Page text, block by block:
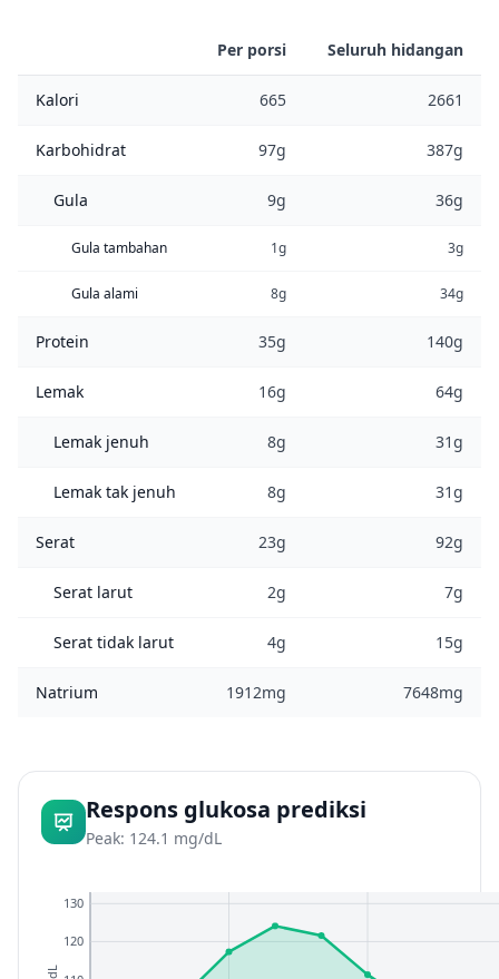
Per porsi Seluruh hidangan
Kalori 665 2661
Karbohidrat 97g 387g
Gula 9g 36g
Gula tambahan 1g 3g
Gula alami 8g 34g
Protein 35g 140g
Lemak 16g 64g
Lemak jenuh 8g 31g
Lemak tak jenuh 8g 31g
Serat 23g 92g
Serat larut 2g 7g
Serat tidak larut 4g 15g
Natrium 1912mg 7648mg
Respons glukosa prediksi
Peak: 124.1 mg/dL
120
130